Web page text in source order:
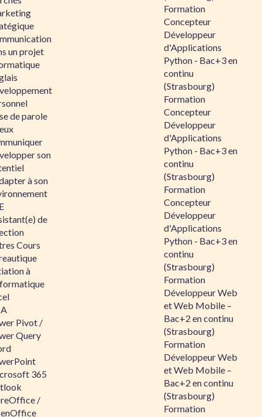
un projet
de parole
son
à son
de
Cours
à
Pivot /
Query
365
/
Formation
Concepteur
Développeur
d'Applications
Python - Bac+3 en
continu
(Strasbourg)
Formation
Concepteur
Développeur
d'Applications
Python - Bac+3 en
continu
(Strasbourg)
Formation
Concepteur
Développeur
d'Applications
Python - Bac+3 en
continu
(Strasbourg)
Formation
Développeur Web
et Web Mobile –
Bac+2 en continu
(Strasbourg)
Formation
Développeur Web
et Web Mobile –
Bac+2 en continu
(Strasbourg)
Formation